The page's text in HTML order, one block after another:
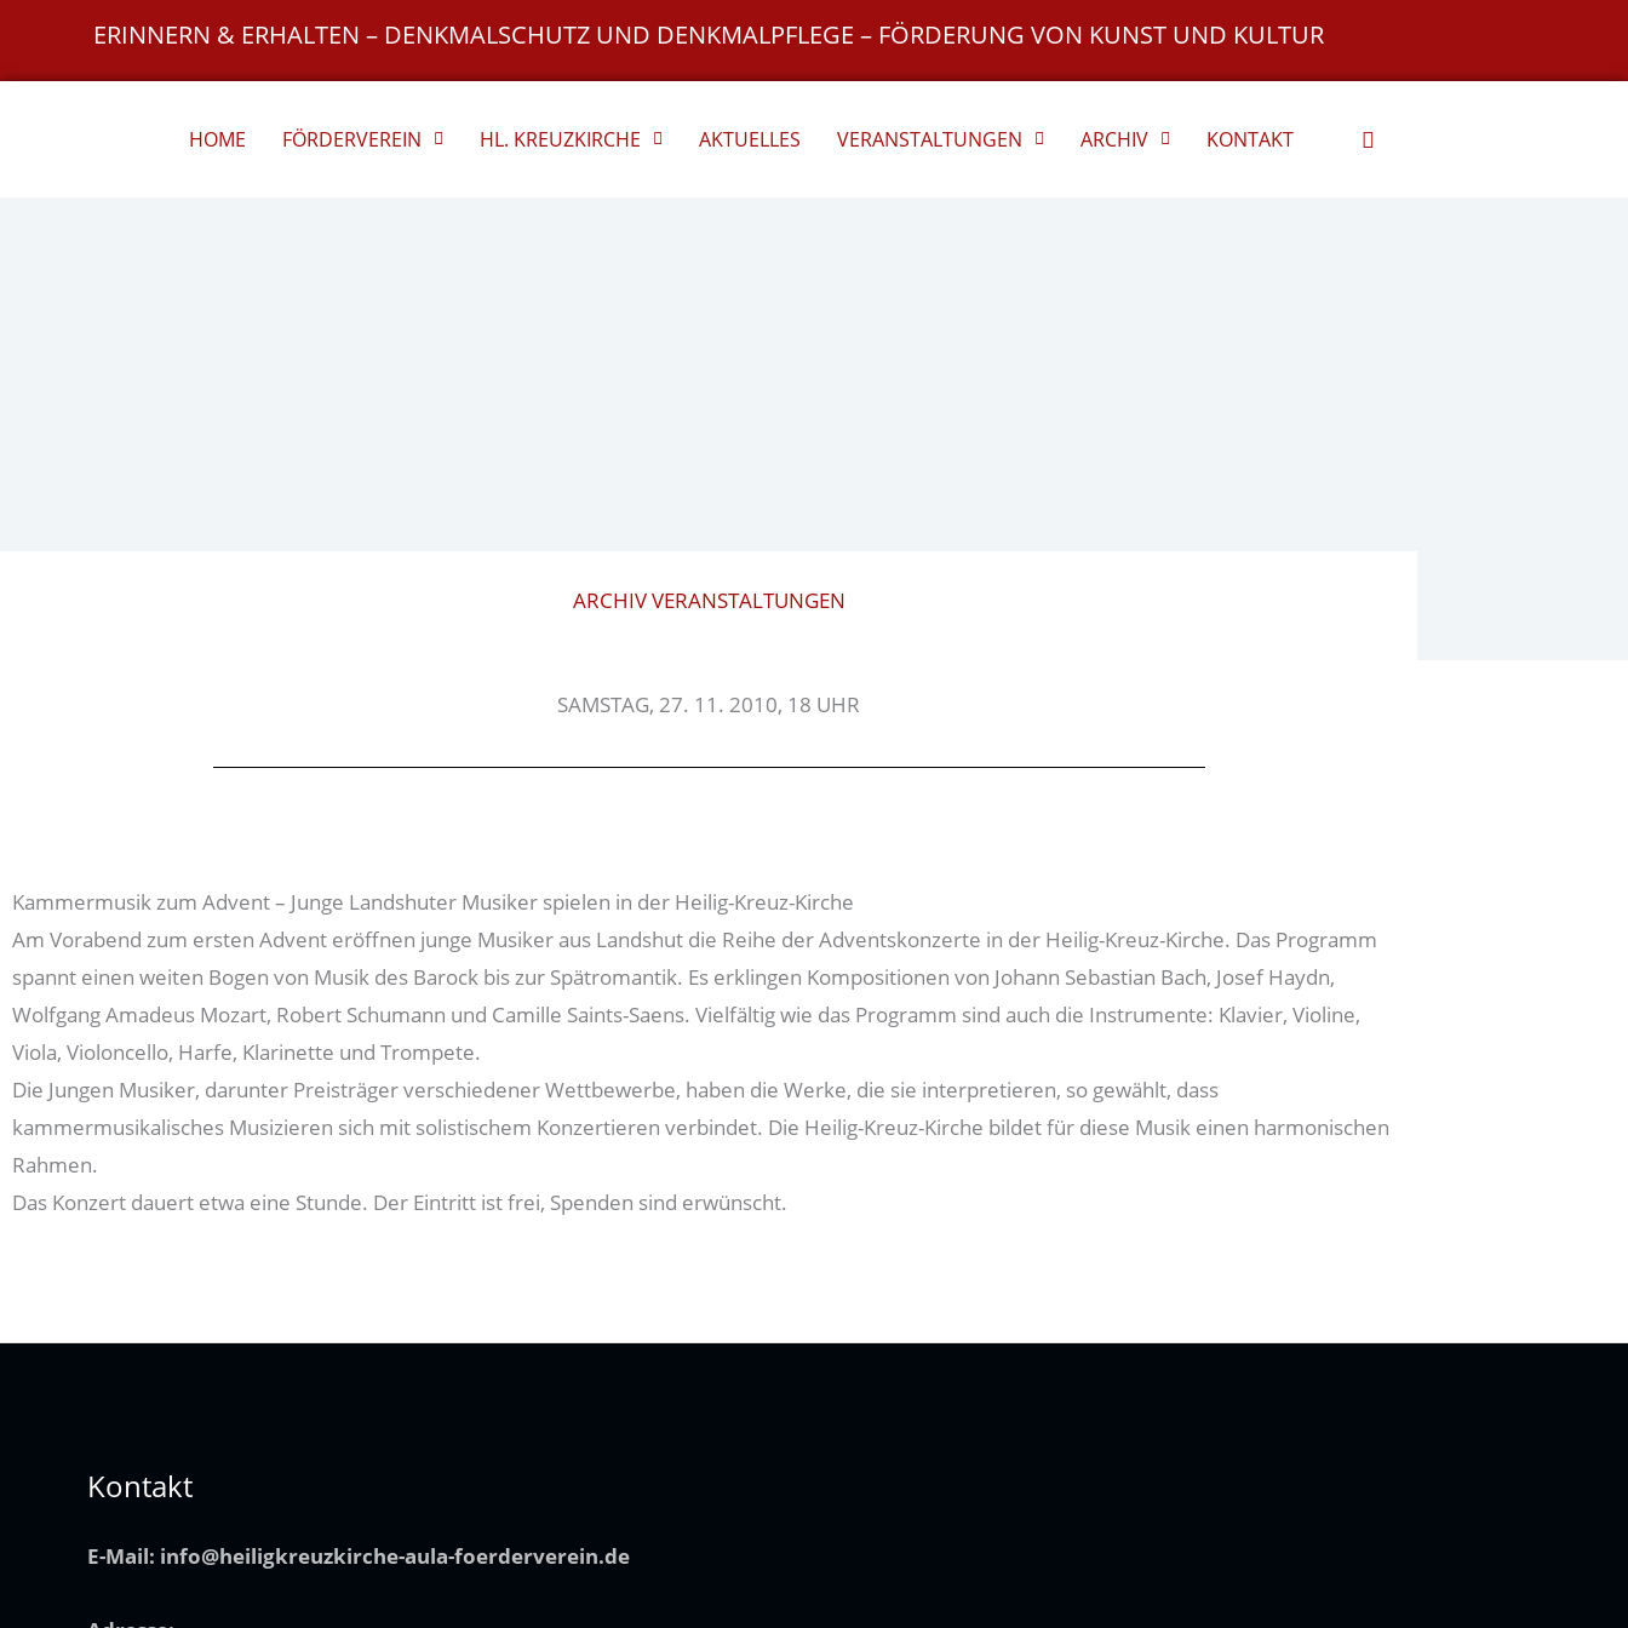
ERINNERN & ERHALTEN – DENKMALSCHUTZ UND DENKMALPFLEGE – FÖRDERUNG VON KUNST UND KULTUR
HOME FÖRDERVEREIN HL. KREUZKIRCHE AKTUELLES VERANSTALTUNGEN ARCHIV KONTAKT
ARCHIV VERANSTALTUNGEN
SAMSTAG, 27. 11. 2010, 18 UHR
Kammermusik zum Advent – Junge Landshuter Musiker spielen in der Heilig-Kreuz-Kirche
Am Vorabend zum ersten Advent eröffnen junge Musiker aus Landshut die Reihe der Adventskonzerte in der Heilig-Kreuz-Kirche. Das Programm
spannt einen weiten Bogen von Musik des Barock bis zur Spätromantik. Es erklingen Kompositionen von Johann Sebastian Bach, Josef Haydn,
Wolfgang Amadeus Mozart, Robert Schumann und Camille Saints-Saens. Vielfältig wie das Programm sind auch die Instrumente: Klavier, Violine,
Viola, Violoncello, Harfe, Klarinette und Trompete.
Die Jungen Musiker, darunter Preisträger verschiedener Wettbewerbe, haben die Werke, die sie interpretieren, so gewählt, dass
kammermusikalisches Musizieren sich mit solistischem Konzertieren verbindet. Die Heilig-Kreuz-Kirche bildet für diese Musik einen harmonischen
Rahmen.
Das Konzert dauert etwa eine Stunde. Der Eintritt ist frei, Spenden sind erwünscht.
Kontakt
E-Mail: info@heiligkreuzkirche-aula-foerderverein.de